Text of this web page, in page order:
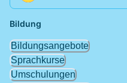
Bildung
Bildungsangebote
Sprachkurse
Umschulungen